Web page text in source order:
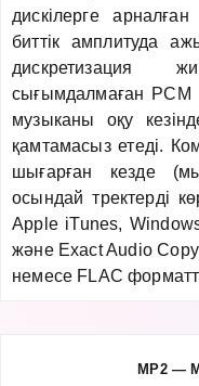
дискілерге
биттік амплитуда
дискретизация
сығымдалмаған PCM
музыканы оқу
қамтамасыз етеді.
шығарған кезде
осындай тректерді
Apple iTunes,
және Exact Audio
немесе FLAC
MP2 —